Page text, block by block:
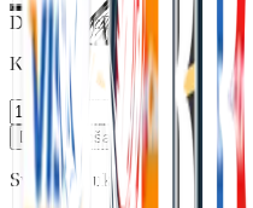
Dostupnost:Dostupno
Količina
Dodaj u košaricu
Sve cijene uključuju 25% PDV-a